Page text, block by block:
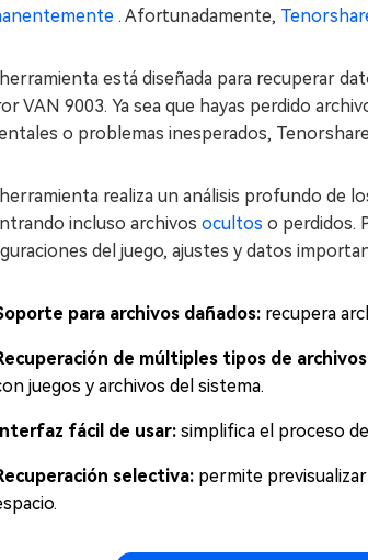
. Afortunadamente,
está diseñada para recuperar
VAN 9003. Ya sea que hayas perdido
o problemas inesperados,
realiza un análisis profundo de
incluso archivos ocultos o perdidos.
del juego, ajustes y datos
para archivos dañados: recupera
de múltiples tipos de
juegos y archivos del sistema.
fácil de usar: simplifica el proceso
selectiva: permite